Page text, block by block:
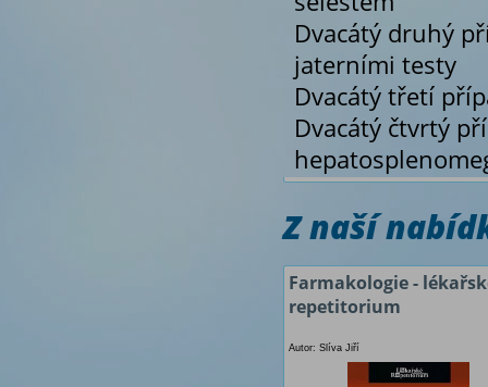
Dvacátý druhý
jaterními testy
Dvacátý třetí
Dvacátý čtvrtý
Z naší
Farmakologie -
repetitorium
Autor: Slíva Jiří